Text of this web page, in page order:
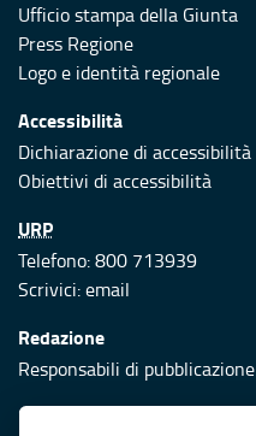
Ufficio stampa della Giunta
Press Regione
Logo e identità regionale
Accessibilità
Dichiarazione di accessibilità
Obiettivi di accessibilità
URP
Telefono: 800 713939
Scrivici:email
Redazione
Responsabili di pubblicazione
Protezione civile